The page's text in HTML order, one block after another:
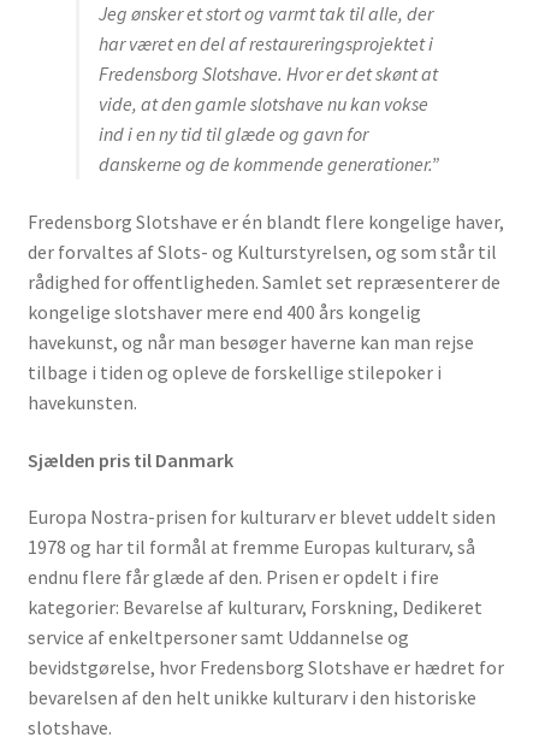
ECHR – European Cultural Heritage Review
Heritage Tours
medlemskontigent
CONTACT / PRESS
ARTIKLER MM
ind morandum
Europa Nostra kongres
PRISER / AWARDS
Internationale priser – 1978-2021
Jeg ønsker et stort og varmt tak til alle, der
har været en del af restaureringsprojektet i
Fredensborg Slotshave. Hvor er det skønt at
vide, at den gamle slotshave nu kan vokse
ind i en ny tid til glæde og gavn for
danskerne og de kommende generationer.”
Fredensborg Slotshave er én blandt flere kongelige haver,
der forvaltes af Slots- og Kulturstyrelsen, og som står til
rådighed for offentligheden. Samlet set repræsenterer de
kongelige slotshaver mere end 400 års kongelig
havekunst, og når man besøger haverne kan man rejse
tilbage i tiden og opleve de forskellige stilepoker i
havekunsten.
Sjælden pris til Danmark
Europa Nostra-prisen for kulturarv er blevet uddelt siden
1978 og har til formål at fremme Europas kulturarv, så
endnu flere får glæde af den. Prisen er opdelt i fire
kategorier: Bevarelse af kulturarv, Forskning, Dedikeret
service af enkeltpersoner samt Uddannelse og
bevidstgørelse, hvor Fredensborg Slotshave er hædret for
bevarelsen af den helt unikke kulturarv i den historiske
slotshave.